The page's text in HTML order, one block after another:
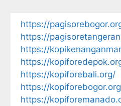
https://
https://
https://
https://
https://kopiforebali.org/
https://
https://